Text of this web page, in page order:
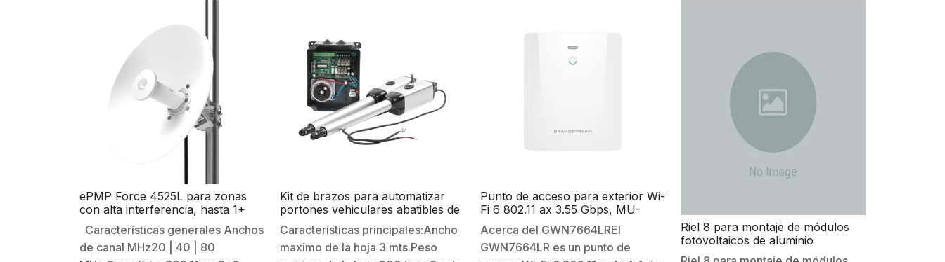
ePMP Force 4525L para zonas
con alta interferencia, hasta 1+
Gbps, 5150 – 5920 MHz, 802.11
ax, Antena de 25 dBi, latencia baja
Características generales Anchos
de canal MHz20 | 40 | 80
Kit de brazos para automatizar
portones vehiculares abatibles de
2 hojas/ 3 Mts / 300 Kg / Uso solo
residencial / Compatible con
respaldo de energía
Características principales:Ancho
maximo de la hoja 3 mts.Peso
Punto de acceso para exterior Wi-
Fi 6 802.11 ax 3.55 Gbps, MU-
MIMO 4×4:4 con administración
desde la nube gratuita o stand-
alone.
Acerca del GWN7664LREl
GWN7664LR es un punto de
Riel 8 para montaje de módulos
fotovoltaicos de aluminio
anodizado de 2700mm.